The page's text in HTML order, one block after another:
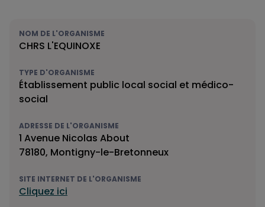
NOM DE L'ORGANISME
CHRS L'EQUINOXE
TYPE D'ORGANISME
Établissement public local social et médico-
social
ADRESSE DE L'ORGANISME
1 Avenue Nicolas About
78180, Montigny-le-Bretonneux
SITE INTERNET DE L'ORGANISME
Cliquez ici